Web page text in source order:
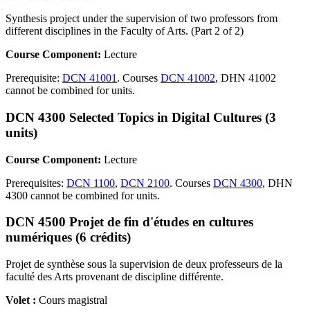
Synthesis project under the supervision of two professors from
different disciplines in the Faculty of Arts. (Part 2 of 2)
Course Component: Lecture
Prerequisite: DCN 41001 . Courses DCN 41002, DHN 41002
cannot be combined for units.
DCN 4300 Selected Topics in Digital Cultures (3
units)
Course Component: Lecture
Prerequisites: DCN 1100, DCN 2100. Courses DCN 4300, DHN
4300 cannot be combined for units.
DCN 4500 Projet de fin d'études en cultures
numériques (6 crédits)
Projet de synthèse sous la supervision de deux professeurs de la
faculté des Arts provenant de discipline différente.
Volet : Cours magistral